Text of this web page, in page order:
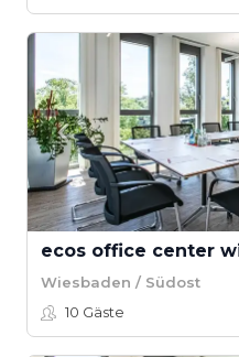
ecos office center
Wiesbaden / Südost
10 Gäste